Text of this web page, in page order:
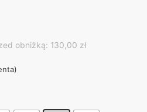
obniżką: 130,00 zł